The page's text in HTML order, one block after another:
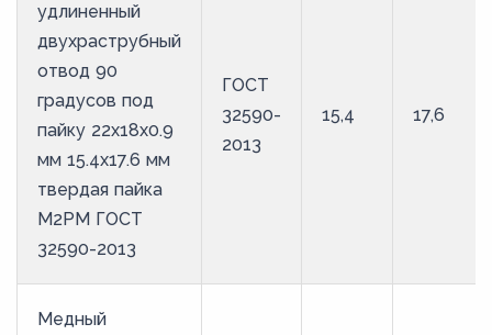
удлиненный
двухраструбный
отвод 90
градусов под
пайку 22х18х0.9
мм 15.4х17.6 мм
твердая пайка
М2РМ ГОСТ
32590-2013
ГОСТ
32590-
2013
15,4 17,6
Медный